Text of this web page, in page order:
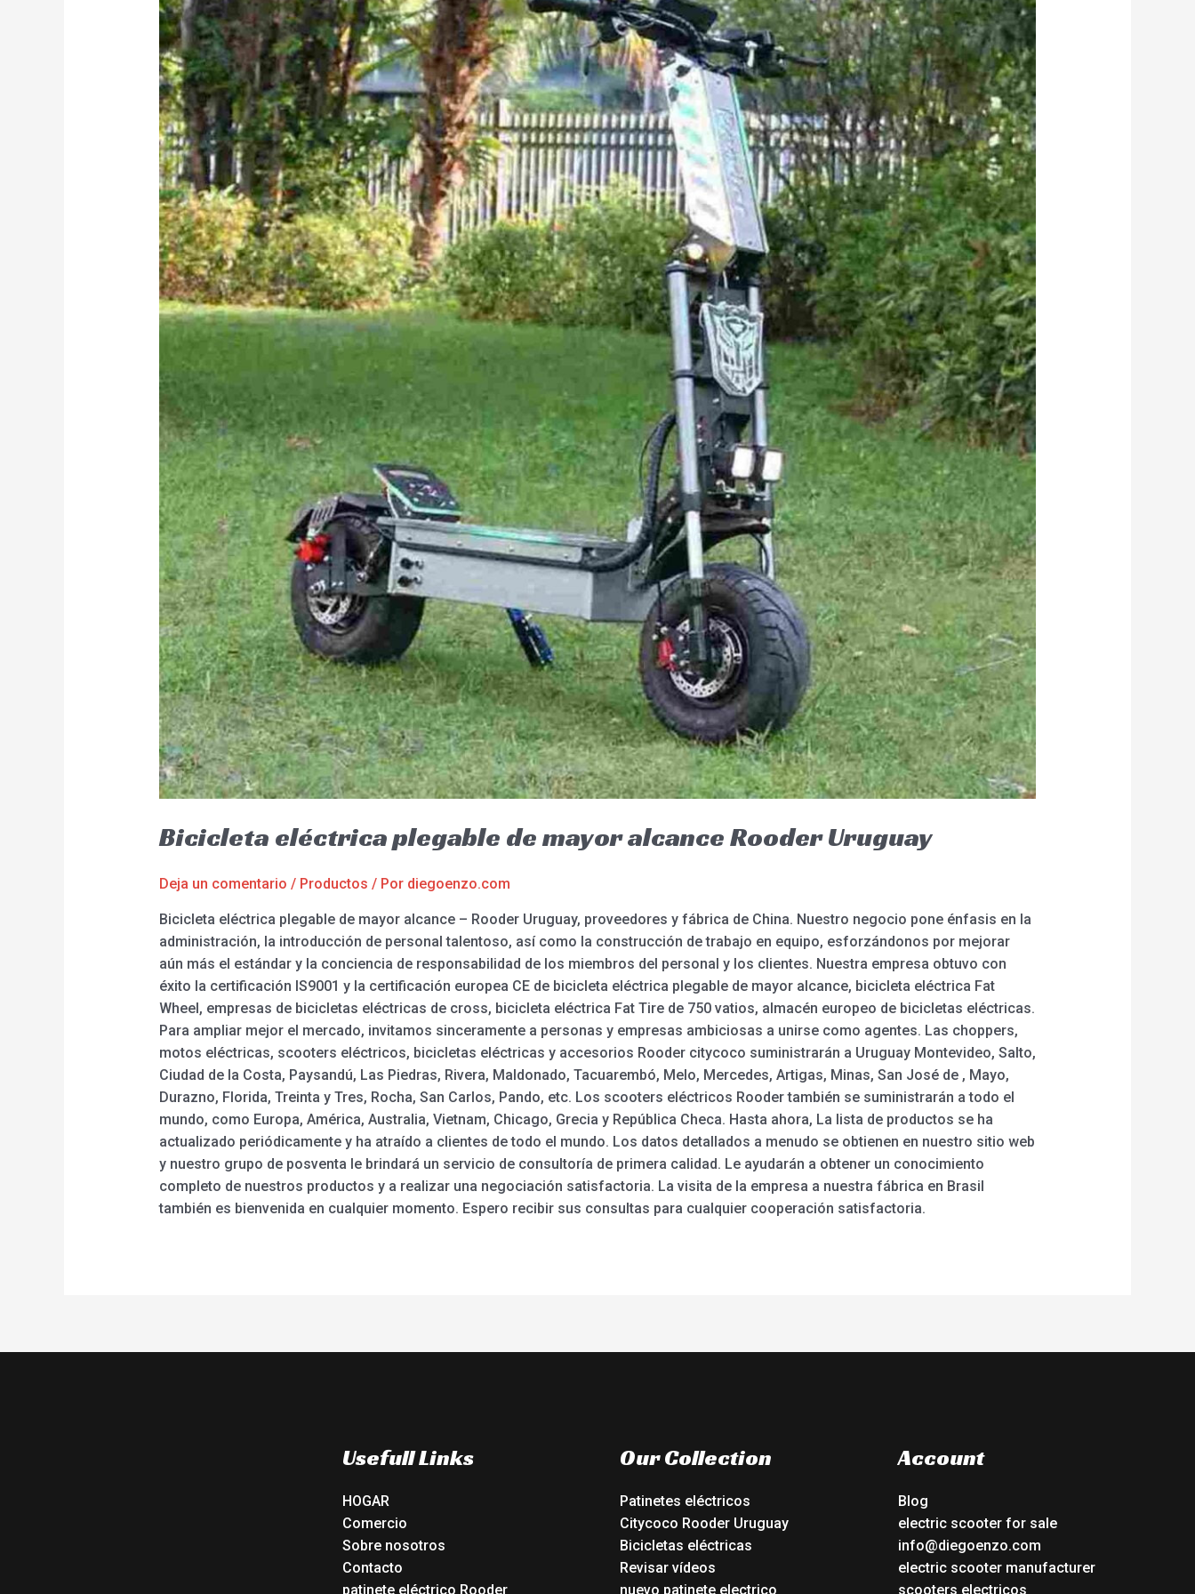
Bicicleta eléctrica plegable de mayor alcance Rooder Uruguay
Deja un comentario / Productos / Por diegoenzo.com
Bicicleta eléctrica plegable de mayor alcance – Rooder Uruguay, proveedores y fábrica de China. Nuestro negocio pone énfasis en la
administración, la introducción de personal talentoso, así como la construcción de trabajo en equipo, esforzándonos por mejorar
aún más el estándar y la conciencia de responsabilidad de los miembros del personal y los clientes. Nuestra empresa obtuvo con
éxito la certificación IS9001 y la certificación europea CE de bicicleta eléctrica plegable de mayor alcance, bicicleta eléctrica Fat
Wheel, empresas de bicicletas eléctricas de cross, bicicleta eléctrica Fat Tire de 750 vatios, almacén europeo de bicicletas eléctricas.
Para ampliar mejor el mercado, invitamos sinceramente a personas y empresas ambiciosas a unirse como agentes. Las choppers,
motos eléctricas, scooters eléctricos, bicicletas eléctricas y accesorios Rooder citycoco suministrarán a Uruguay Montevideo, Salto,
Ciudad de la Costa, Paysandú, Las Piedras, Rivera, Maldonado, Tacuarembó, Melo, Mercedes, Artigas, Minas, San José de , Mayo,
Durazno, Florida, Treinta y Tres, Rocha, San Carlos, Pando, etc. Los scooters eléctricos Rooder también se suministrarán a todo el
mundo, como Europa, América, Australia, Vietnam, Chicago, Grecia y República Checa. Hasta ahora, La lista de productos se ha
actualizado periódicamente y ha atraído a clientes de todo el mundo. Los datos detallados a menudo se obtienen en nuestro sitio web
y nuestro grupo de posventa le brindará un servicio de consultoría de primera calidad. Le ayudarán a obtener un conocimiento
completo de nuestros productos y a realizar una negociación satisfactoria. La visita de la empresa a nuestra fábrica en Brasil
también es bienvenida en cualquier momento. Espero recibir sus consultas para cualquier cooperación satisfactoria.
Usefull Links
HOGAR
Comercio
Sobre nosotros
Contacto
patinete eléctrico Rooder
Our Collection
Patinetes eléctricos
Citycoco Rooder Uruguay
Bicicletas eléctricas
Revisar vídeos
nuevo patinete electrico
Account
Blog
electric scooter for sale
info@diegoenzo.com
electric scooter manufacturer
scooters electricos